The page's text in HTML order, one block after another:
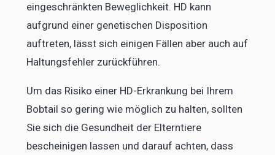
eingeschränkten Beweglichkeit. HD kann
aufgrund einer genetischen Disposition
auftreten, lässt sich einigen Fällen aber auch auf
Haltungsfehler zurückführen.
Um das Risiko einer HD-Erkrankung bei Ihrem
Bobtail so gering wie möglich zu halten, sollten
Sie sich die Gesundheit der Elterntiere
bescheinigen lassen und darauf achten, dass